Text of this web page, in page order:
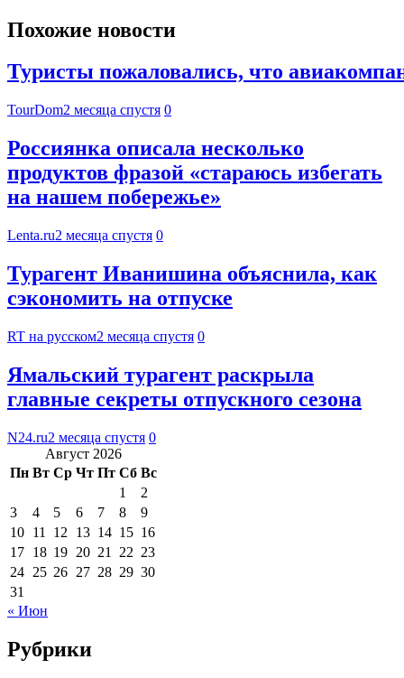
Похожие новости
Туристы пожаловались, что
TourDom2 месяца спустя 0
Россиянка описала несколько
продуктов фразой «стараюсь избегать
на нашем побережье»
Lenta.ru2 месяца спустя 0
Турагент Иванишина объяснила, как
сэкономить на отпуске
RT на русском2 месяца спустя 0
Ямальский турагент раскрыла
главные секреты отпускного сезона
N24.ru2 месяца спустя 0
Август 2026
Пн Вт Ср Чт Пт Сб Вс
1
2
3
4 5 6 7 8
9
10 11 12 13 14 15 16
17 18 19 20 21 22 23
24 25 26 27 28 29 30
31
« Июн
Рубрики